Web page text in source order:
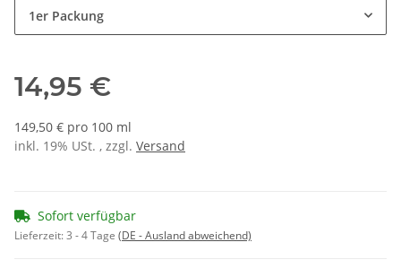
1er Packung
14,95 €
149,50 € pro 100 ml
inkl. 19% USt. , zzgl. Versand
Sofort verfügbar
Lieferzeit:3 - 4 Tage (DE - Ausland abweichend)